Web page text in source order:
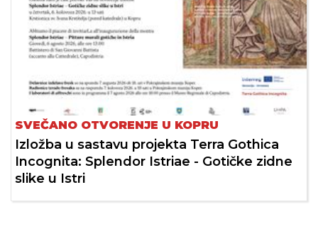
SVEČANO OTVORENJE U KOPRU
Izložba u sastavu projekta Terra Gothica
Incognita: Splendor Istriae - Gotičke zidne
slike u Istri